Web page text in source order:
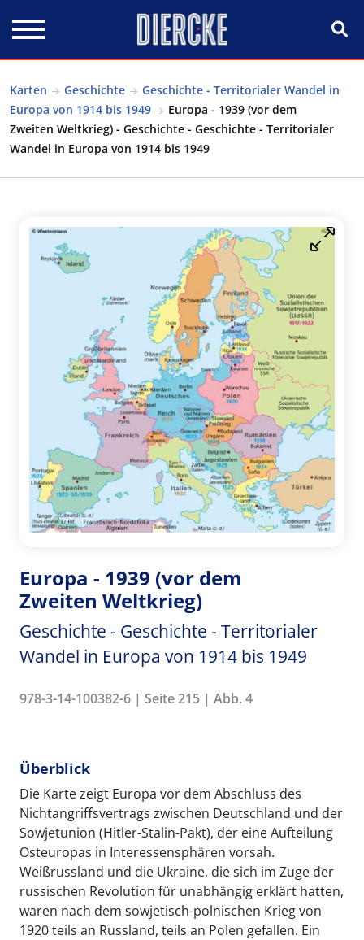
Karten Geschichte
Geschichte - Territorialer Wandel in
Europa von 1914 bis 1949
Europa - 1939 (vor dem
Zweiten Weltkrieg) - Geschichte - Geschichte - Territorialer
Wandel in Europa von 1914 bis 1949
Europa - 1939 (vor dem
Zweiten Weltkrieg)
Geschichte - Geschichte - Territorialer
Wandel in Europa von 1914 bis 1949
978-3-14-100382-6 | Seite 215 | Abb. 4
Überblick
Die Karte zeigt Europa vor dem Abschluss des
Nichtangriffsvertrags zwischen Deutschland und der
Sowjetunion (Hitler-Stalin-Pakt), der eine Aufteilung
Osteuropas in Interessensphären vorsah.
Weißrussland und die Ukraine, die sich im Zuge der
russischen Revolution für unabhängig erklärt hatten,
waren nach dem sowjetisch-polnischen Krieg von
1920 teils an Russland, teils an Polen gefallen. Ein